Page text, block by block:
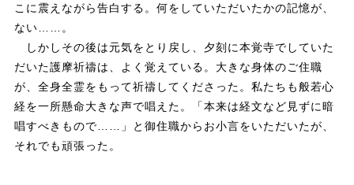
こに震えながら告白する。何をしていただいたかの記憶が、
ない……。
しかしその後は元気をとり戻し、夕刻に本覚寺でしていた
だいた護摩祈禱は、よく覚えている。大きな身体のご住職
が、全身全霊をもって祈禱してくださった。私たちも般若心
経を一所懸命大きな声で唱えた。「本来は経文など見ずに暗
唱すべきもので……」と御住職からお小言をいただいたが、
それでも頑張った。